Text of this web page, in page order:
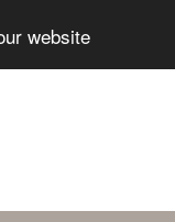
website